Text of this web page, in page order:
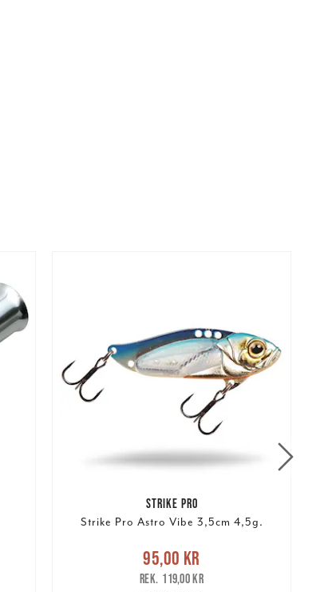
STRIKE PRO
Strike Pro Astro Vibe 3,5cm 4,5g.
Nuvarande pris:95,00 kr
pris:119,00 kr
95,00 kr
119,00 kr